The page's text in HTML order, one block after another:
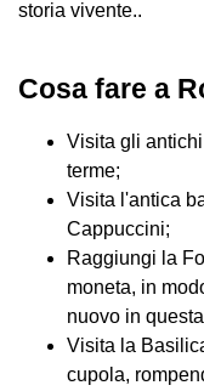
storia vivente..
Cosa fare a
Visita gli
terme;
Visita l'antica
Cappuccini;
Raggiungi la
moneta, in
nuovo in
Visita la
cupola,